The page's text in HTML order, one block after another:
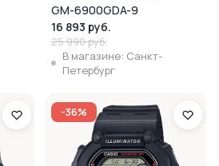
GM-6900GDA-9
16 893 руб.
25 990 руб.
В магазине: Санкт-
Петербург
-36%